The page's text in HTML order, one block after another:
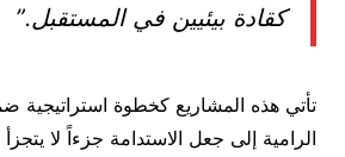
كقادة بيئيين في المستقبل.”
تأتي هذه المشاريع كخطوة
الرامية إلى جعل الاستدامة جزءاً لا